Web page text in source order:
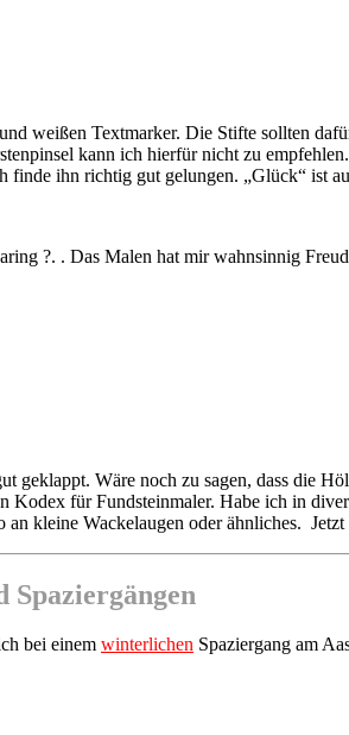
weißen Textmarker. Die Stifte sollten
kann ich hierfür nicht zu
ihn richtig gut gelungen. „Glück“ ist
?. . Das Malen hat mir wahnsinnig
geklappt. Wäre noch zu sagen, dass die
für Fundsteinmaler. Habe ich in
kleine Wackelaugen oder ähnliches.
Spaziergängen
bei einem winterlichen Spaziergang am